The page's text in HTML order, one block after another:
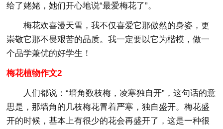
给了姥姥，她们开心地说“最爱梅花了”。
梅花欢喜漫天雪，我不仅喜爱它那傲然的身姿，更
崇敬它那不畏艰苦的品质。我一定要以它为楷模，做一
个品学兼优的好学生！
梅花植物作文2
人们都说：“墙角数枝梅，凌寒独自开”，这句话的意
思是，那墙角的几枝梅花冒着严寒，独自盛开。梅花盛
开的时候，基本上有很少的花会再盛开了，这是一种很